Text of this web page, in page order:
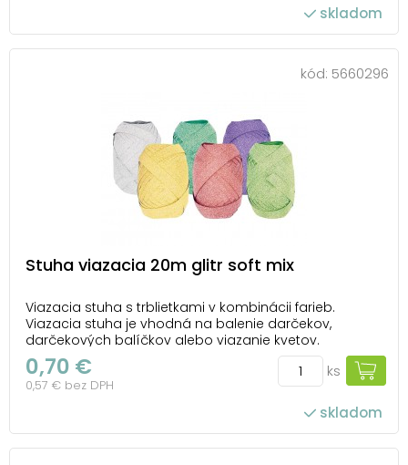
skladom
kód: 5660296
Stuha viazacia 20m glitr soft mix
Viazacia stuha s trblietkami v kombinácii farieb.
Viazacia stuha je vhodná na balenie darčekov,
darčekových balíčkov alebo viazanie kvetov.
Pretiahnutím koncov stuhy cez nožnice môžete
vytvoriť krásne kučery a stuhu rôzne stočiť. Vďaka
tomu bude váš darček krásne naaranžovaný. Dĺžka:
0,70 €
0,57 € bez DPH
ks
skladom